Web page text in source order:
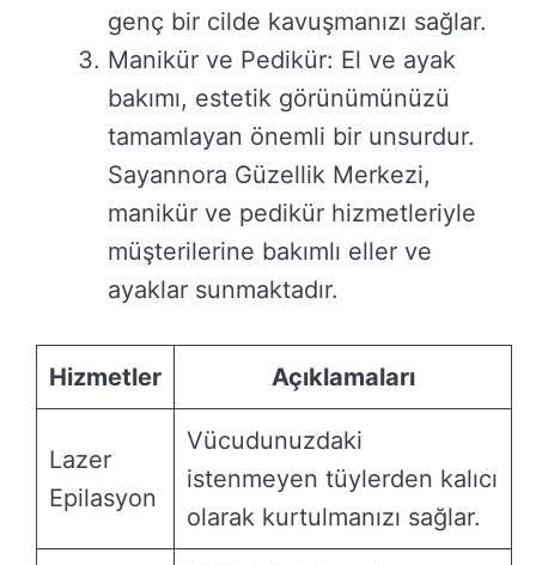
genç bir cilde kavuşmanızı sağlar.
Manikür ve Pedikür: El ve ayak
bakımı, estetik görünümünüzü
tamamlayan önemli bir unsurdur.
Sayannora Güzellik Merkezi,
manikür ve pedikür hizmetleriyle
müşterilerine bakımlı eller ve
ayaklar sunmaktadır.
Hizmetler Açıklamaları
Lazer
Epilasyon
Vücudunuzdaki
istenmeyen tüylerden kalıcı
olarak kurtulmanızı sağlar.